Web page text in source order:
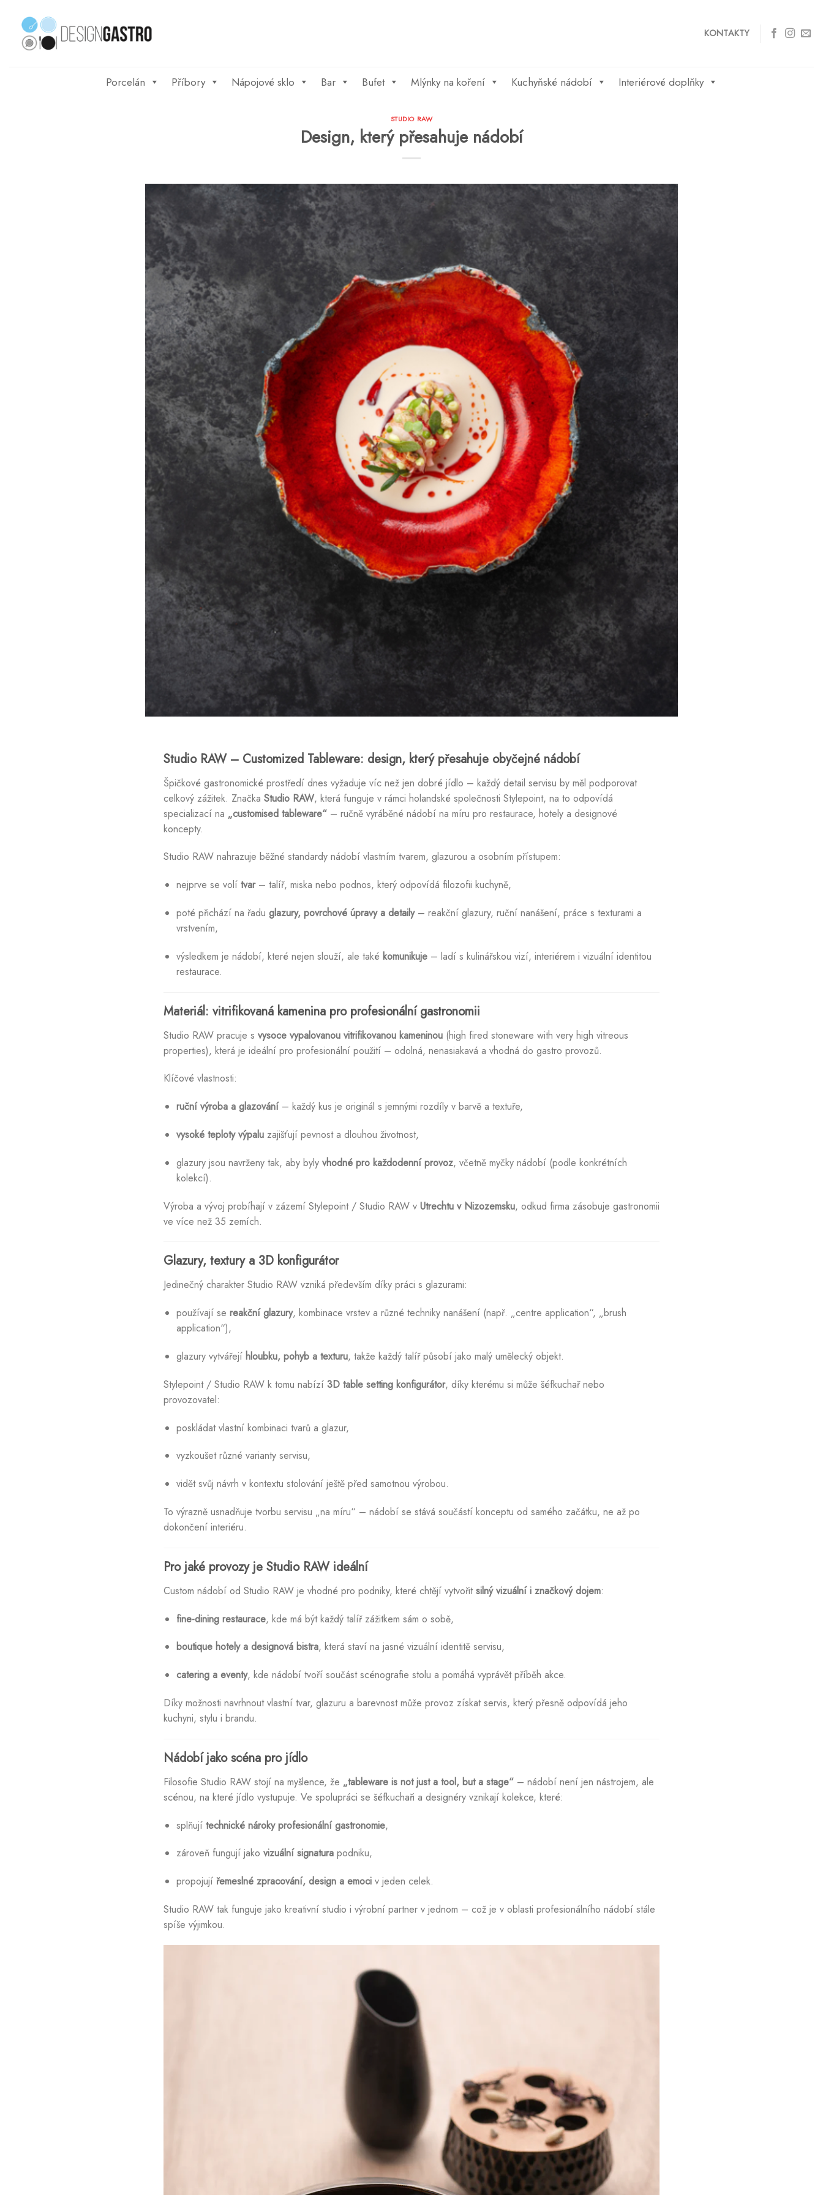
content
KONTAKTY
Porcelán Příbory Nápojové sklo Bar Bufet Mlýnky na koření Kuchyňské nádobí Interiérové doplňky
STUDIO RAW
Design, který přesahuje nádobí
Studio RAW – Customized Tableware: design, který přesahuje obyčejné nádobí
Špičkové gastronomické prostředí dnes vyžaduje víc než jen dobré jídlo – každý detail servisu by měl podporovat
celkový zážitek. Značka Studio RAW, která funguje v rámci holandské společnosti Stylepoint, na to odpovídá
specializací na „customised tableware“ – ručně vyráběné nádobí na míru pro restaurace, hotely a designové
koncepty.
Studio RAW nahrazuje běžné standardy nádobí vlastním tvarem, glazurou a osobním přístupem:
nejprve se volí tvar– talíř, miska nebo podnos, který odpovídá filozofii kuchyně,
poté přichází na řadu glazury, povrchové úpravy a detaily– reakční glazury, ruční nanášení, práce s texturami a
vrstvením,
výsledkem je nádobí, které nejen slouží, ale také komunikuje– ladí s kulinářskou vizí, interiérem i vizuální identitou
restaurace.
Materiál: vitrifikovaná kamenina pro profesionální gastronomii
Studio RAW pracuje s vysoce vypalovanou vitrifikovanou kameninou (high fired stoneware with very high vitreous
properties), která je ideální pro profesionální použití – odolná, nenasiakavá a vhodná do gastro provozů.
Klíčové vlastnosti:
ruční výroba a glazování– každý kus je originál s jemnými rozdíly v barvě a textuře,
vysoké teploty výpaluzajišťují pevnost a dlouhou životnost,
glazury jsou navrženy tak, aby byly vhodné pro každodenní provoz, včetně myčky nádobí (podle konkrétních
kolekcí).
Výroba a vývoj probíhají v zázemí Stylepoint / Studio RAW v Utrechtu v Nizozemsku, odkud firma zásobuje gastronomii
ve více než 35 zemích.
Glazury, textury a 3D konfigurátor
Jedinečný charakter Studio RAW vzniká především díky práci s glazurami:
používají se reakční glazury, kombinace vrstev a různé techniky nanášení (např. „centre application“, „brush
application“),
glazury vytvářejí hloubku, pohyb a texturu, takže každý talíř působí jako malý umělecký objekt.
Stylepoint / Studio RAW k tomu nabízí 3D table setting konfigurátor, díky kterému si může šéfkuchař nebo
provozovatel:
poskládat vlastní kombinaci tvarů a glazur,
vyzkoušet různé varianty servisu,
vidět svůj návrh v kontextu stolování ještě před samotnou výrobou.
To výrazně usnadňuje tvorbu servisu „na míru“ – nádobí se stává součástí konceptu od samého začátku, ne až po
dokončení interiéru.
Pro jaké provozy je Studio RAW ideální
Custom nádobí od Studio RAW je vhodné pro podniky, které chtějí vytvořitsilný vizuální i značkový dojem:
fine-dining restaurace, kde má být každý talíř zážitkem sám o sobě,
boutique hotely a designová bistra, která staví na jasné vizuální identitě servisu,
catering a eventy, kde nádobí tvoří součást scénografie stolu a pomáhá vyprávět příběh akce.
Díky možnosti navrhnout vlastní tvar, glazuru a barevnost může provoz získat servis, který přesně odpovídá jeho
kuchyni, stylu i brandu.
Nádobí jako scéna pro jídlo
Filosofie Studio RAW stojí na myšlence, že „tableware is not just a tool, but a stage“ – nádobí není jen nástrojem, ale
scénou, na které jídlo vystupuje. Ve spolupráci se šéfkuchaři a designéry vznikají kolekce, které:
splňují technické nároky profesionální gastronomie,
zároveň fungují jako vizuální signaturapodniku,
propojují řemeslné zpracování, design a emociv jeden celek.
Studio RAW tak funguje jako kreativní studio i výrobní partner v jednom – což je v oblasti profesionálního nádobí stále
spíše výjimkou.